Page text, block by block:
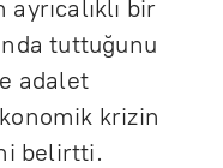
bir
tuttuğunu
adalet
krizin
belirtti.